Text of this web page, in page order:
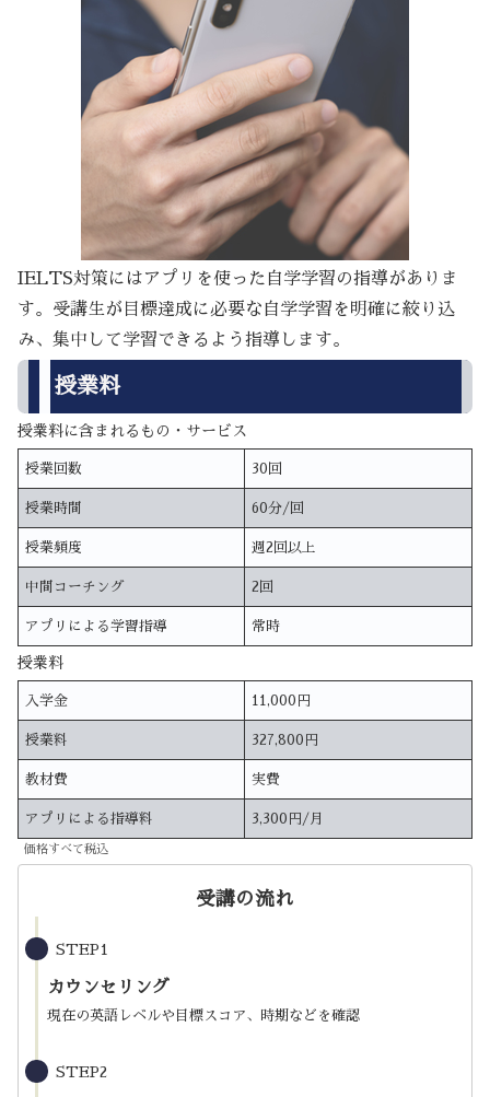
IELTS対策にはアプリを使った自学学習の指導がありま
す。受講生が目標達成に必要な自学学習を明確に絞り込
み、集中して学習できるよう指導します。
授業料
授業料に含まれるもの・サービス
授業回数 30回
授業時間 60分/回
授業頻度 週2回以上
中間コーチング 2回
アプリによる学習指導 常時
授業料
入学金 11,000円
授業料 327,800円
教材費 実費
アプリによる指導料 3,300円/月
価格すべて税込
受講の流れ
STEP1
カウンセリング
現在の英語レベルや目標スコア、時期などを確認
STEP2